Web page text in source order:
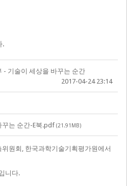
.
- 기술이 세상을 바꾸는 순간
2017-04-24 23:14
꾸는 순간-E북.pdf (21.91MB)
원회, 한국과학기술기획평가원에서
니다.